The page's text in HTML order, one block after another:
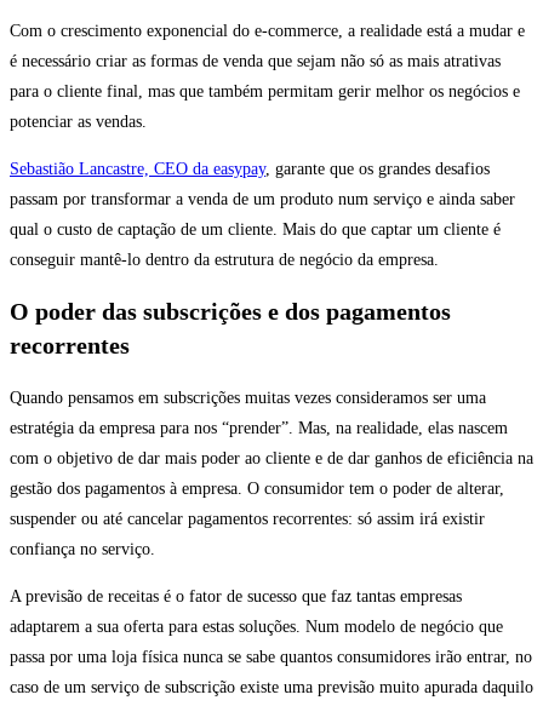
Com o crescimento exponencial do e-commerce, a realidade está a mudar e
é necessário criar as formas de venda que sejam não só as mais atrativas
para o cliente final, mas que também permitam gerir melhor os negócios e
potenciar as vendas.
Sebastião Lancastre, CEO da easypay, garante que os grandes desafios
passam por transformar a venda de um produto num serviço e ainda saber
qual o custo de captação de um cliente. Mais do que captar um cliente é
conseguir mantê-lo dentro da estrutura de negócio da empresa.
O poder das subscrições e dos pagamentos
recorrentes
Quando pensamos em subscrições muitas vezes consideramos ser uma
estratégia da empresa para nos “prender”. Mas, na realidade, elas nascem
com o objetivo de dar mais poder ao cliente e de dar ganhos de eficiência na
gestão dos pagamentos à empresa. O consumidor tem o poder de alterar,
suspender ou até cancelar pagamentos recorrentes: só assim irá existir
confiança no serviço.
A previsão de receitas é o fator de sucesso que faz tantas empresas
adaptarem a sua oferta para estas soluções. Num modelo de negócio que
passa por uma loja física nunca se sabe quantos consumidores irão entrar, no
caso de um serviço de subscrição existe uma previsão muito apurada daquilo